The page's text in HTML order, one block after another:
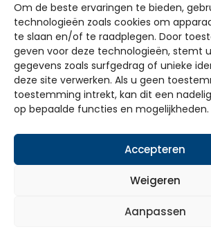
Om de beste ervaringen te bieden,
technologieën zoals cookies om
te slaan en/of te raadplegen. Door
geven voor deze technologieën, stemt
gegevens zoals surfgedrag of unieke
deze site verwerken. Als u geen
toestemming intrekt, kan dit een
op bepaalde functies en mogelijkheden.
Accepteren
Weigeren
Aanpassen
Ontdek de
✓ 100% vrijblijvend ✓ Ruim 60
Dé totaalinstallateur van
Vraag offerte aan
Bel ons direct